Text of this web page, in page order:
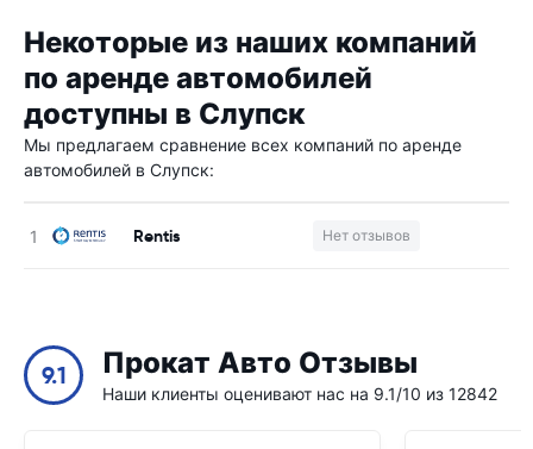
Некоторые из наших компаний
по аренде автомобилей
доступны в Слупск
Мы предлагаем сравнение всех компаний по аренде
автомобилей в Слупск:
Rentis Нет отзывов
9.1 Прокат Авто Отзывы
Наши клиенты оценивают нас на 9.1/10 из 12842